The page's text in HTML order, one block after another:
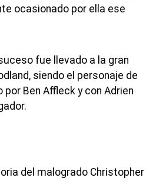
ocasionado por ella ese
fue llevado a la gran
siendo el personaje de
Ben Affleck y con Adrien
del malogrado Christopher